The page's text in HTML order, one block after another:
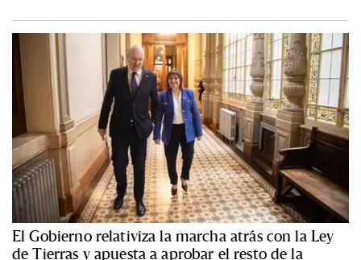
El Gobierno relativiza la marcha atrás con la Ley
de Tierras y apuesta a aprobar el resto de la